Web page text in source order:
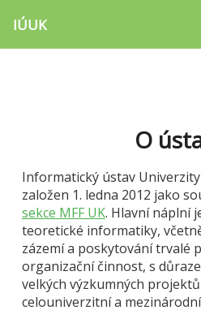
IÚUK
O
Informatický ústav
založen 1. ledna 2012 jako
sekce MFF UK. Hlavní náplní
teoretické informatiky,
zázemí a poskytování trvalé
organizační činnost, s
velkých výzkumných
celouniverzitní a